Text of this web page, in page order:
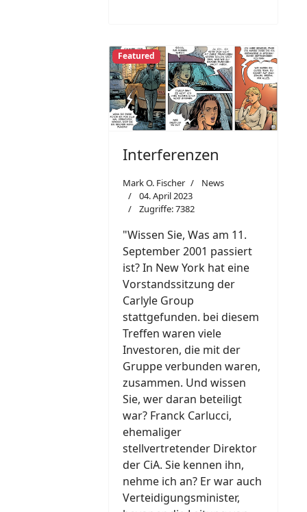
Featured
Interferenzen
Mark O. Fischer
News
04. April 2023
Zugriffe: 7382
"Wissen Sie, Was am 11.
September 2001 passiert
ist? In New York hat eine
Vorstandssitzung der
Carlyle Group
stattgefunden. bei diesem
Treffen waren viele
Investoren, die mit der
Gruppe verbunden waren,
zusammen. Und wissen
Sie, wer daran beteiligt
war? Franck Carlucci,
ehemaliger
stellvertretender Direktor
der CiA. Sie kennen ihn,
nehme ich an? Er war auch
Verteidigungsminister,